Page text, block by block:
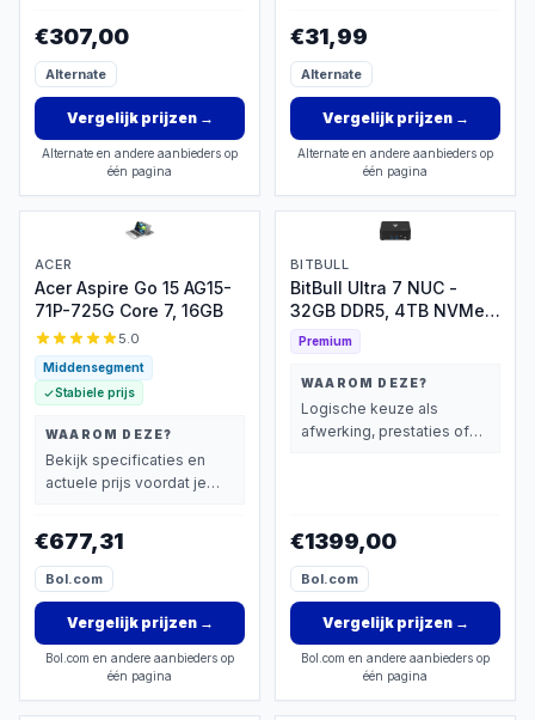
€307,00
Alternate
Vergelijk prijzen→
Alternate en andere aanbieders op
één pagina
€31,99
Alternate
Vergelijk prijzen→
Alternate en andere aanbieders op
één pagina
ACER
Acer Aspire Go 15 AG15-
71P-725G Core 7, 16GB
5.0
Middensegment
Stabiele prijs
WAAROM DEZE?
Bekijk specificaties en
actuele prijs voordat je
€677,31
Bol.com
Vergelijk prijzen→
Bol.com en andere aanbieders op
één pagina
BITBULL
BitBull Ultra 7 NUC -
32GB DDR5, 4TB NVMe,
Thunderbolt 4
Premium
WAAROM DEZE?
Logische keuze als
afwerking, prestaties of
€1399,00
Bol.com
Vergelijk prijzen→
Bol.com en andere aanbieders op
één pagina